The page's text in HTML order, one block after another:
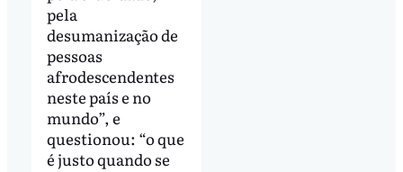
pela
desumanização de
pessoas
afrodescendentes
neste país e no
mundo”, e
questionou: “o que
é justo quando se